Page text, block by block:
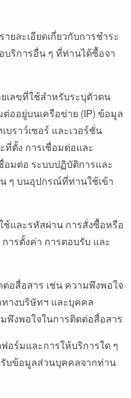
ยละเอียดเกี่ยวกับการชำระ
บริการอื่น ๆ ที่ท่านได้ซื้อจา
เลขที่ใช้สำหรับระบุตัวตน
ออยู่บนเครือข่าย (IP) ข้อมูล
บราว์เซอร์ และเวอร์ชั่น
ที่ตั้ง การเชื่อมต่อและ
อมต่อ ระบบปฏิบัติการและ
ๆ บนอุปกรณ์ที่ท่านใช้เข้า
และรหัสผ่าน การสั่งซื้อหรือ
ารตั้งค่า การตอบรับ และ
อสื่อสาร เช่น ความพึงพอใจ
างบริษัทฯ และบุคคล
พึงพอใจในการติดต่อสื่อสาร
อร์มและการให้บริการใด ๆ
บข้อมูลส่วนบุคคลจากท่าน